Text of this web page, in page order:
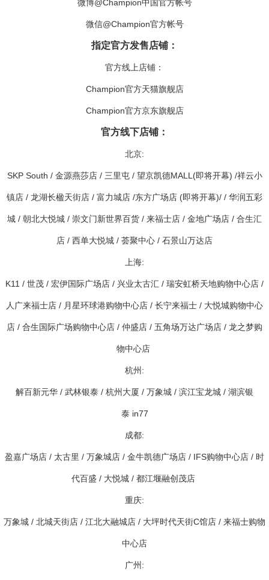
微博@Champion中国官方帐号
微信@Champion官方帐号
指定官方发售店铺：
官方线上店铺：
Champion官方天猫旗舰店
Champion官方京东旗舰店
官方线下店铺：
北京:
SKP South / 金源燕莎店 / 三里屯 / 望京凯德MALL(即将开幕) /祥云小
镇店 / 龙湖长楹天街店 / 富力城店 /东方广场店 (即将开幕)/ / 华润五彩
城 / 朝北大悦城 / 崇文门新世界百货 / 来福士店 / 金地广场店 / 合生汇
店 / 西单大悦城 / 荟聚中心 / 石景山万达店
上海:
K11 / 世茂 / 宏伊国际广场店 / 兴业太古汇 / 瑞安虹桥天地购物中心店 /
人广来福士店 / 月星环球港购物中心店 / 长宁来福士 / 大悦城购物中心
店 / 合生国际广场购物中心店 / 仲盛店 / 五角场万达广场店 / 龙之梦购
物中心店
杭州:
解百新元华 / 武林银泰 / 杭州大厦 / 万象城 / 滨江宝龙城 / 湖滨银
泰 in77
成都:
盈嘉广场店 / 太古里 / 万象城店 / 金牛凯德广场店 / IFS购物中心店 / 时
代百盛 / 大悦城 / 都江堰融创茂店
重庆:
万象城 / 北城天街店 / 江北大融城店 / 大坪时代天街C馆店 / 来福士购物
中心店
广州: